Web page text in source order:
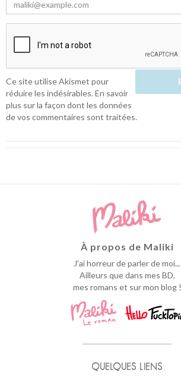
Ce site utilise Akismet pour
réduire les indésirables.En savoir
plus sur la façon dont les données
de vos commentaires sont traitées.
À propos de Maliki
J'ai horreur de parler de moi...
Ailleurs que dans mes BD,
mes romans et sur mon blog !
QUELQUES LIENS